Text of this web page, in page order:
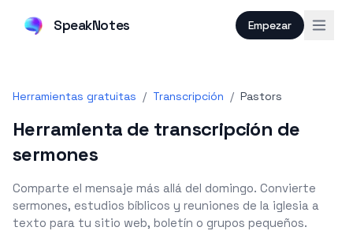
SpeakNotes Empezar
Herramientas gratuitas / Transcripción / Pastors
Herramienta de transcripción de
sermones
Comparte el mensaje más allá del domingo. Convierte
sermones, estudios bíblicos y reuniones de la iglesia a
texto para tu sitio web, boletín o grupos pequeños.